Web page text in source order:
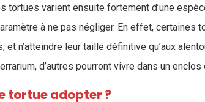
tortues varient ensuite fortement d’une
à ne pas négliger. En effet, certaines
et n’atteindre leur taille définitive qu’aux
d’autres pourront vivre dans un enclos
tortue adopter ?